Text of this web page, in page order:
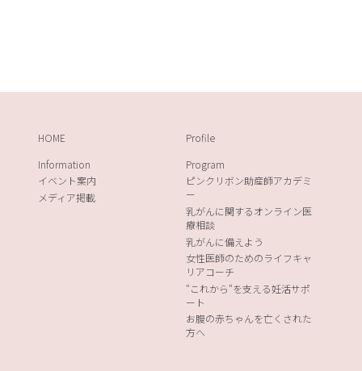
HOME
Profile
Information
イベント案内
メディア掲載
Program
ピンクリボン助産師アカデミ
ー
乳がんに関するオンライン医
療相談
乳がんに備えよう
女性医師のためのライフキャ
リアコーチ
“これから“を支える妊活サポ
ート
お腹の赤ちゃんを亡くされた
方へ